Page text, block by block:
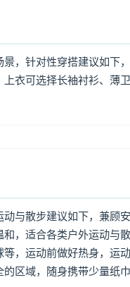
，针对性穿搭建议如下，
衣可选择长袖衬衫、薄
与散步建议如下，兼顾安
，适合各类户外运动与
，运动前做好热身，运
区域，随身携带少量纸